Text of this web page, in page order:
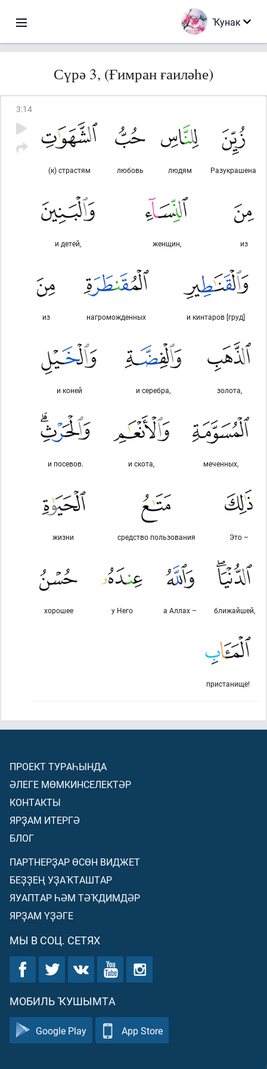
Ҡунак
Сүрә 3, (Ғимран ғаиләһе)
3:14
Разукрашена
людям
любовь
(к) страстям
из
женщин,
и детей,
и кинтаров [груд]
нагроможденных
из
золота,
и серебра,
и коней
меченных,
и скота,
и посевов.
Это –
средство пользования
жизни
ближайшей,
а Аллах –
у Него
хорошее
пристанище!
ПРОЕКТ ТУРАҺЫНДА
ӘЛЕГЕ МӨМКИНСЕЛЕКТӘР
КОНТАКТЫ
ЯРҘАМ ИТЕРГӘ
БЛОГ
ПАРТНЕРҘАР ӨСӨН ВИДЖЕТ
БЕҘҘЕҢ УҘАҠТАШТАР
ЯУАПТАР ҺӘМ ТӘҠДИМДӘР
ЯРҘАМ ҮҘӘГЕ
МЫ В СОЦ. СЕТЯХ
МОБИЛЬ ҠУШЫМТА
Google Play App Store